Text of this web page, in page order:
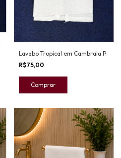
Lavabo Tropical em Cambraia P
R$75,00